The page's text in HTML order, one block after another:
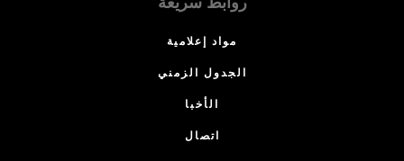
روابط سريعة
مواد إعلامية
الجدول الزمني
الأخبا
اتصال